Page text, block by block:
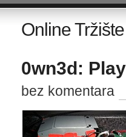
Online Tržište
0wn3d:
bez komentara